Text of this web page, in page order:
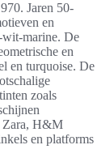
Jaren 50-
en
wit-marine. De
en
en turquoise. De
zoals
Zara, H&M
en platforms